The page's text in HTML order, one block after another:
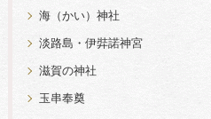
海（かい）神社
淡路島・伊弉諾神宮
滋賀の神社
玉串奉奠